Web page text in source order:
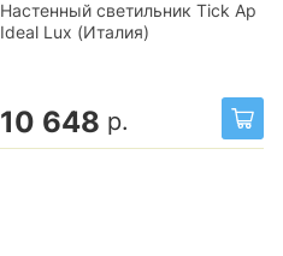
Настенный светильник Tick Ap
Ideal Lux (Италия)
10 648 р.